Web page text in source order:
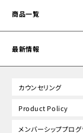
商品一覧
最新情報
カウンセリング
Product Policy
メンバーシッププログ